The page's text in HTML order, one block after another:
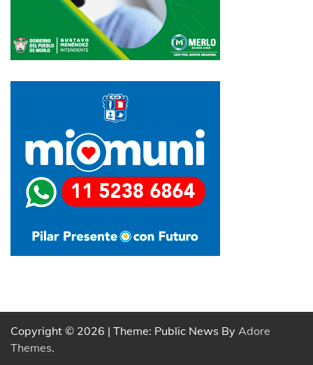
Copyright © 2026 | Theme: Public News By Adore
Themes.